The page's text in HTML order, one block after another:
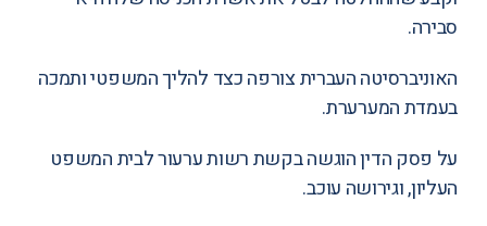
סבירה.
האוניברסיטה העברית צורפה כצד להליך המשפטי ותמכה
בעמדת המערערת.
על פסק הדיןהוגשה בקשת רשות ערעורלבית המשפט
העליון, וגירושה עוכב.